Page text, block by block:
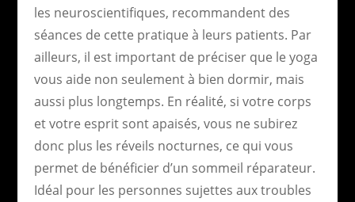
les neuroscientifiques, recommandent des
séances de cette pratique à leurs patients. Par
ailleurs, il est important de préciser que le yoga
vous aide non seulement à bien dormir, mais
aussi plus longtemps. En réalité, si votre corps
et votre esprit sont apaisés, vous ne subirez
donc plus les réveils nocturnes, ce qui vous
permet de bénéficier d’un sommeil réparateur.
Idéal pour les personnes sujettes aux troubles